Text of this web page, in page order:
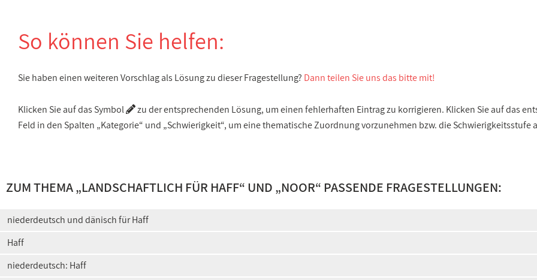
So können Sie helfen:
Sie haben einen weiteren Vorschlag als Lösung zu dieser Fragestellung? Dann teilen Sie uns das bitte mit!
Klicken Sie auf das Symbol
zu der entsprechenden Lösung, um einen fehlerhaften Eintrag zu korrigieren. Klicken Sie auf das
Feld in den Spalten „Kategorie“ und „Schwierigkeit“, um eine thematische Zuordnung vorzunehmen bzw. die Schwierigkeitsstufe
ZUM THEMA „LANDSCHAFTLICH FÜR HAFF“ UND „NOOR“ PASSENDE FRAGESTELLUNGEN:
niederdeutsch und dänisch für Haff
Haff
niederdeutsch: Haff